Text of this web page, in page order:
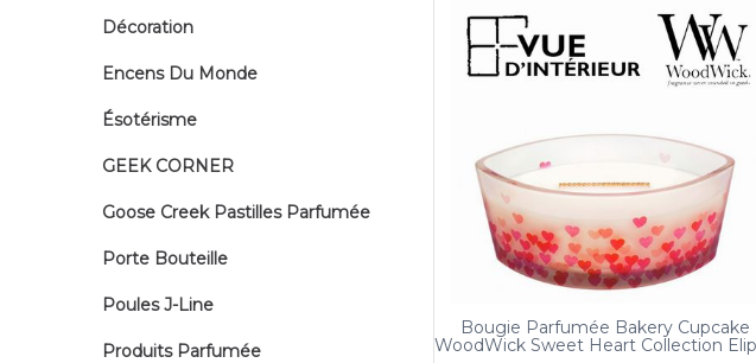
Décoration
Encens Du Monde
Ésotérisme
GEEK CORNER
Goose Creek Pastilles Parfumée
Porte Bouteille
Poules J-Line
Produits Parfumée
Bougie Parfumée Bakery Cupcake
WoodWick Sweet Heart Collection